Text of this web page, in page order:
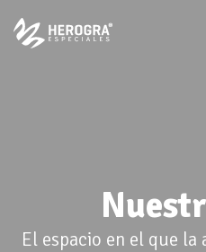
El espacio en el que